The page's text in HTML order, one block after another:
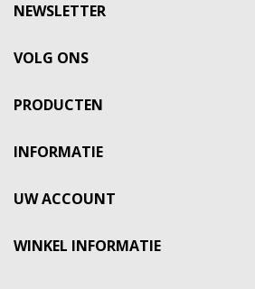
NEWSLETTER
VOLG ONS
PRODUCTEN
INFORMATIE
UW ACCOUNT
WINKEL INFORMATIE